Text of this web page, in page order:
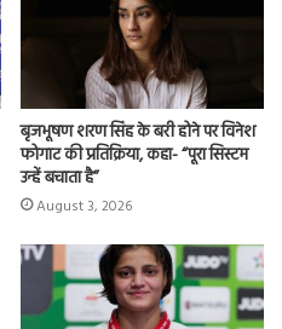
बृजभूषण शरण सिंह के बरी होने पर विनेश
फोगाट की प्रतिक्रिया, कहा- “पूरा सिस्टम
उन्हें बचाता है”
August 3, 2026